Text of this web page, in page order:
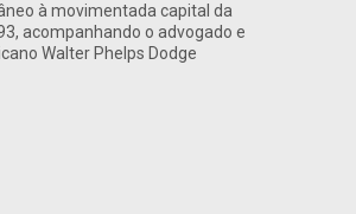
à movimentada capital da
acompanhando o advogado e
Walter Phelps Dodge